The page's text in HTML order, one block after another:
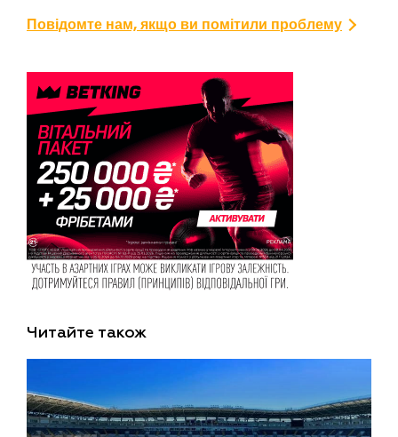
Повідомте нам, якщо ви помітили проблему
Читайте також